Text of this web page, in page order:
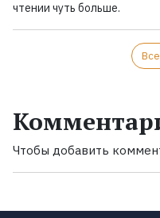
чтении чуть больше.
Чтобы добавить